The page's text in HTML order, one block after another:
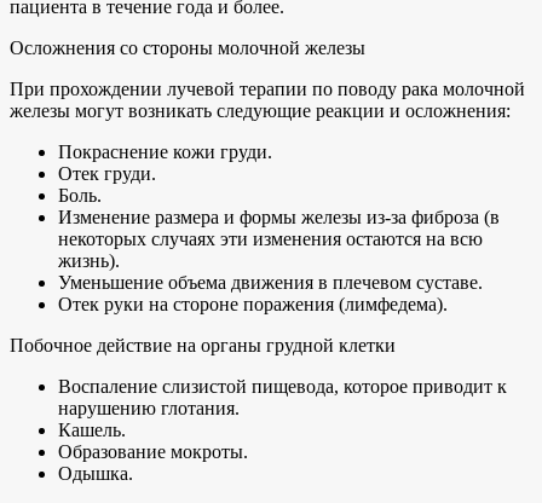
пациента в течение года и более.
Осложнения со стороны молочной железы
При прохождении лучевой терапии по поводу рака молочной
железы могут возникать следующие реакции и осложнения:
Покраснение кожи груди.
Отек груди.
Боль.
Изменение размера и формы железы из-за фиброза (в
некоторых случаях эти изменения остаются на всю
жизнь).
Уменьшение объема движения в плечевом суставе.
Отек руки на стороне поражения (лимфедема).
Побочное действие на органы грудной клетки
Воспаление слизистой пищевода, которое приводит к
нарушению глотания.
Кашель.
Образование мокроты.
Одышка.